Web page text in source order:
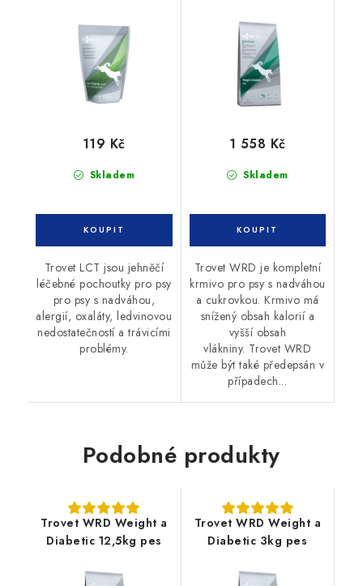
Skladem
119 Kč
Trovet LCT jsou jehněčí
léčebné pochoutky pro psy
pro psy s nadváhou,
alergií, oxaláty, ledvinovou
nedostatečností a trávicími
problémy.
Skladem
1 558 Kč
Trovet WRD je kompletní
krmivo pro psy s nadváhou
a cukrovkou. Krmivo má
snížený obsah kalorií a
vyšší obsah
vlákniny. Trovet WRD
může být také předepsán v
případech...
Podobné produkty
Trovet WRD Weight a
Diabetic 12,5kg pes
Trovet WRD Weight a
Diabetic 3kg pes